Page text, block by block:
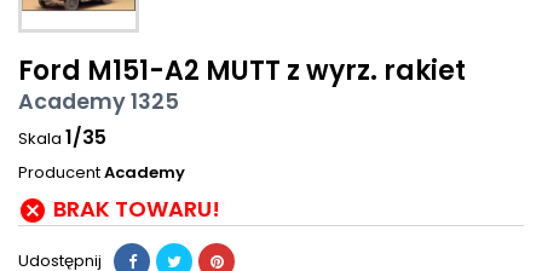
Ford M151-A2 MUTT z wyrz. rakiet
Academy 1325
Skala 1/35
ProducentAcademy
 BRAK TOWARU!
Udostępnij